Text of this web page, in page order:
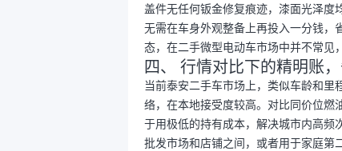
盖件无任何钣金修复痕迹，漆面光泽度
无需在车身外观整备上再投入一分钱，
态，在二手微型电动车市场中并不常见
四、 行情对比下的精明账
当前泰安二手车市场上，类似车龄和里
络，在本地接受度较高。对比同价位燃
于用极低的持有成本，解决城市内高频
批发市场和店铺之间，或者用于家庭第